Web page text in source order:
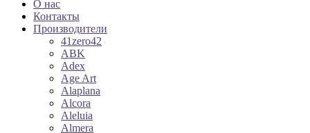
О нас
Контакты
Производители
41zero42
ABK
Adex
Age Art
Alaplana
Alcora
Aleluia
Almera